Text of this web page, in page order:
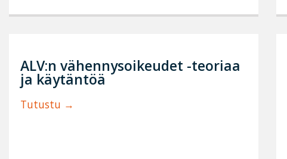
ALV:n vähennysoikeudet -teoriaa
ja käytäntöä
Tutustu